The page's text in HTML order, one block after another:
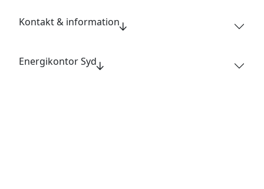
Kontakt & information
Energikontor Syd